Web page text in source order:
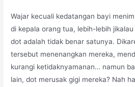
Wajar kecuali kedatangan bayi
di kepala orang tua, lebih-lebih
dot adalah tidak benar satunya.
tersebut menenangkan mereka,
kurangi ketidaknyamanan… namun
lain, dot merusak gigi mereka? Nah